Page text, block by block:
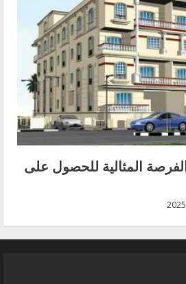
المثالية للحصول على